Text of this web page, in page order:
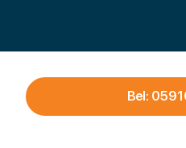
Bel: